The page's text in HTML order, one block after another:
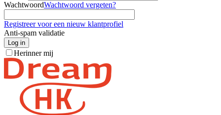
WachtwoordWachtwoord vergeten?
Registreer voor een nieuw klantprofiel
Anti-spam validatie
Log in
Herinner mij